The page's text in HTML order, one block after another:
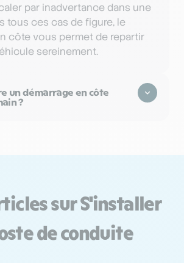
par inadvertance dans une
tous ces cas de figure, le
côte vous permet de repartir
sereinement.
un démarrage en côte
?
sur S'installer
de conduite